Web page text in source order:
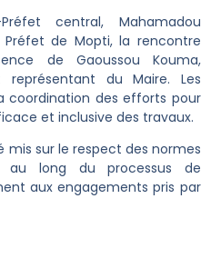
central, Mahamadou
Préfet de Mopti, la rencontre
de Gaoussou Kouma,
représentant du Maire. Les
coordination des efforts pour
et inclusive des travaux.
sur le respect des normes
au long du processus de
aux engagements pris par